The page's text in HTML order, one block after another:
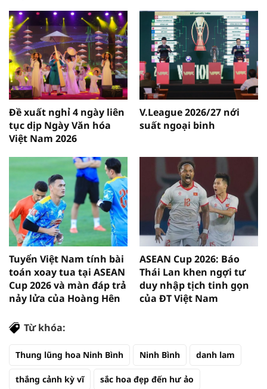
Đề xuất nghỉ 4 ngày liên
tục dịp Ngày Văn hóa
Việt Nam 2026
V.League 2026/27 nới
suất ngoại binh
Tuyển Việt Nam tính bài
toán xoay tua tại ASEAN
Cup 2026 và màn đáp trả
nảy lửa của Hoàng Hên
ASEAN Cup 2026: Báo
Thái Lan khen ngợi tư
duy nhập tịch tinh gọn
của ĐT Việt Nam
Từ khóa:
Thung lũng hoa Ninh Bình Ninh Bình danh lam
thắng cảnh kỳ vĩ sắc hoa đẹp đến hư ảo